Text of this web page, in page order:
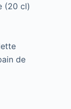
(20 cl)
de